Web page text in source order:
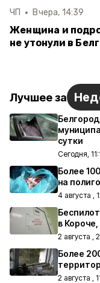
ЧП Вчера, 14:39
Женщина и
не утонули в
Лучшее за
сутки
Сегодня,
Более
на
4 августа ,
в
2 августа ,
Более
2 августа ,